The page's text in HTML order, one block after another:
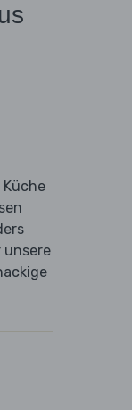
unsere